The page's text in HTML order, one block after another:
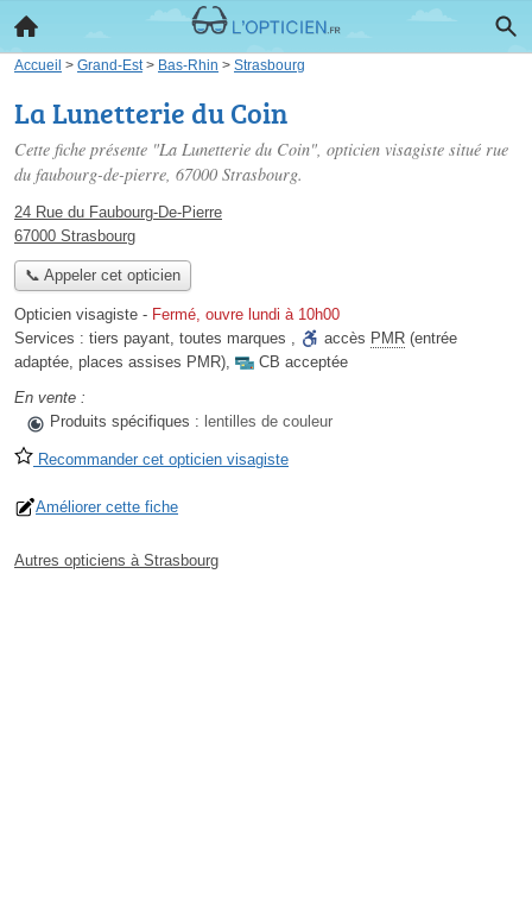
Accueil > Grand-Est> Bas-Rhin > Strasbourg
La Lunetterie du Coin
Cette fiche présente "La Lunetterie du Coin", opticien visagiste situé rue
du faubourg-de-pierre, 67000 Strasbourg.
24 Rue du Faubourg-De-Pierre
67000 Strasbourg
📞 Appeler cet opticien
Opticien visagiste - Fermé, ouvre lundi à 10h00
Services : tiers payant, toutes marques , accès PMR (entrée
adaptée, places assises PMR),
CB acceptée
En vente :
Produits spécifiques : lentilles de couleur
Recommander cet opticien visagiste
Améliorer cette fiche
Autres opticiens à Strasbourg